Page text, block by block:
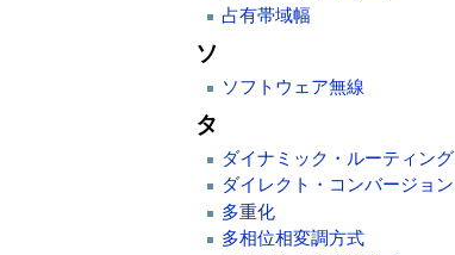
占有帯域幅
ソ
ソフトウェア無線
タ
ダイナミック・ルーティング
ダイレクト・コンバージョン
多重化
多相位相変調方式